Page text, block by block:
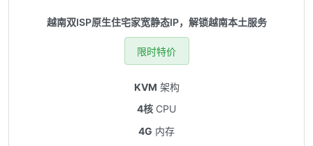
越南双ISP原生住宅家宽静态IP，解锁越南本土服务
限时特价
KVM 架构
4核 CPU
4G 内存